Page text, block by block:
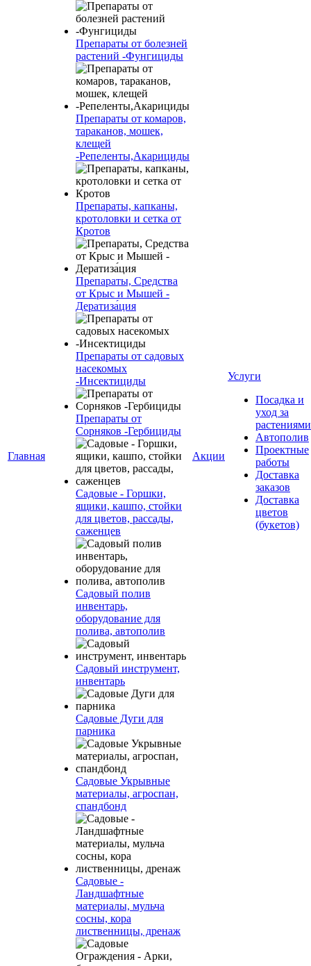
Главная
Препараты от болезней
растений -Фунгициды
Препараты от комаров,
тараканов, мошек,
клещей
-Репеленты,Акарициды
Препараты, капканы,
кротоловки и сетка от
Кротов
Препараты, Средства
от Крыс и Мышей -
Дератиза́ция
Препараты от садовых
насекомых
-Инсектициды
Препараты от
Сорняков -Гербициды
Садовые - Горшки,
ящики, кашпо, стойки
для цветов, рассады,
саженцев
Садовый полив
инвентарь,
оборудование для
полива, автополив
Садовый инструмент,
инвентарь
Садовые Дуги для
парника
Садовые Укрывные
материалы, агроспан,
спандбонд
Садовые -
Ландшафтные
материалы, мульча
сосны, кора
лиственницы, дренаж
Акции
Услуги
Посадка и
уход за
растениями
Автополив
Проектные
работы
Доставка
заказов
Доставка
цветов
(букетов)